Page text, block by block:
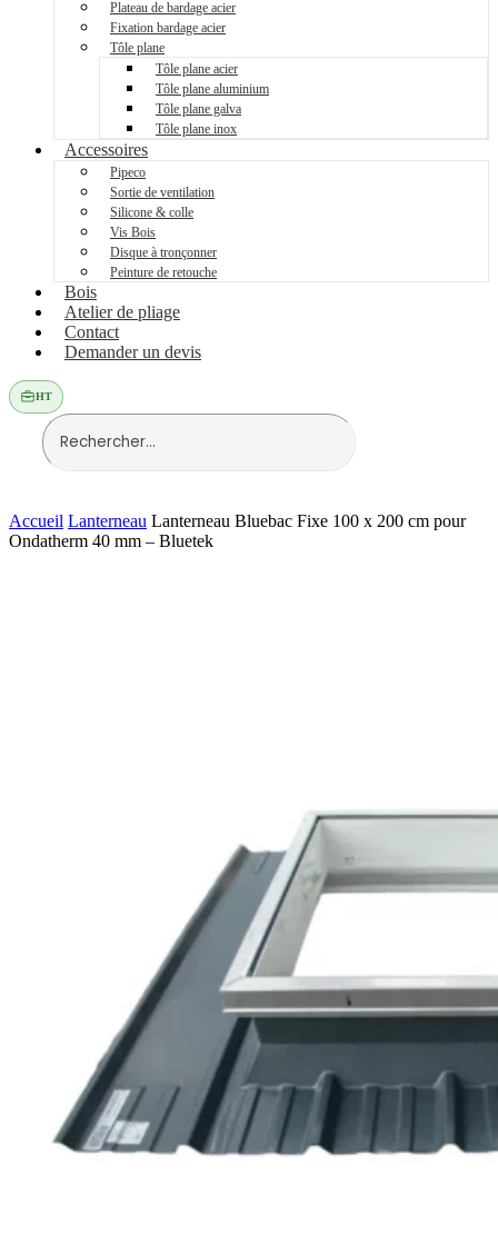
Plateau de bardage acier
Fixation bardage acier
Tôle plane
Tôle plane acier
Tôle plane aluminium
Tôle plane galva
Tôle plane inox
Accessoires
Pipeco
Sortie de ventilation
Silicone & colle
Vis Bois
Disque à tronçonner
Peinture de retouche
Bois
Atelier de pliage
Contact
Demander un devis
HT
Accueil Lanterneau Lanterneau Bluebac Fixe 100 x 200 cm pour
Ondatherm 40 mm – Bluetek